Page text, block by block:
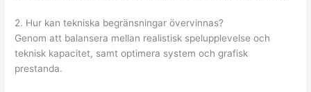
2. Hur kan tekniska begränsningar övervinnas?
Genom att balansera mellan realistisk spelupplevelse och
teknisk kapacitet, samt optimera system och grafisk
prestanda.